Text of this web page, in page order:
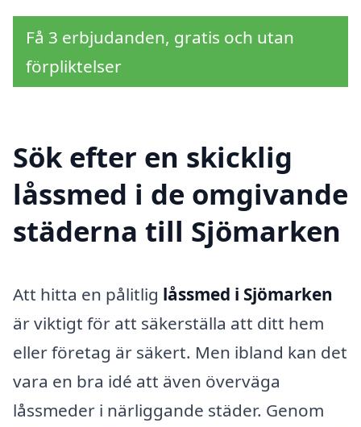
Få 3 erbjudanden, gratis och utan
förpliktelser
Sök efter en skicklig
låssmed i de omgivande
städerna till Sjömarken
Att hitta en pålitlig låssmed i Sjömarken
är viktigt för att säkerställa att ditt hem
eller företag är säkert. Men ibland kan det
vara en bra idé att även överväga
låssmeder i närliggande städer. Genom